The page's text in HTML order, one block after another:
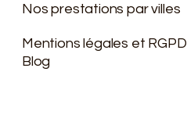
Nos prestations par villes
Mentions légales et RGPD
Blog